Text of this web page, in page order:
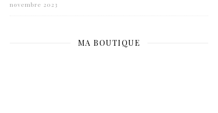
novembre 2023
MA BOUTIQUE